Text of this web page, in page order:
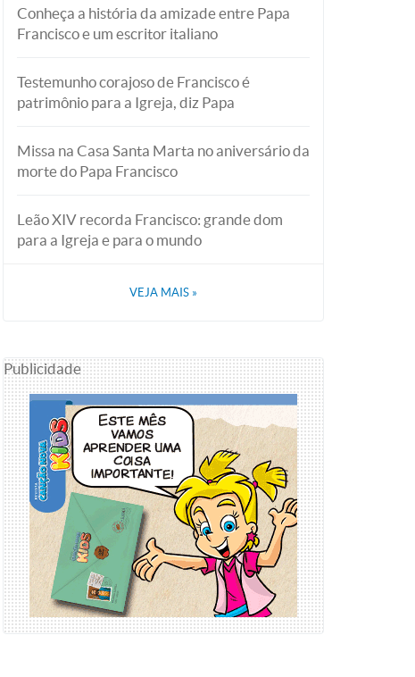
Conheça a história da amizade entre Papa
Francisco e um escritor italiano
Testemunho corajoso de Francisco é
patrimônio para a Igreja, diz Papa
Missa na Casa Santa Marta no aniversário da
morte do Papa Francisco
Leão XIV recorda Francisco: grande dom
para a Igreja e para o mundo
VEJA MAIS »
Publicidade